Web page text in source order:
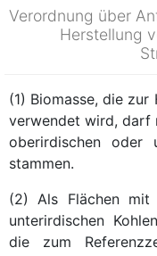
Verordnung über
Herstellung
(1) Biomasse, die
verwendet wird, darf
oberirdischen oder
stammen.
(2) Als Flächen mit
unterirdischen
die zum